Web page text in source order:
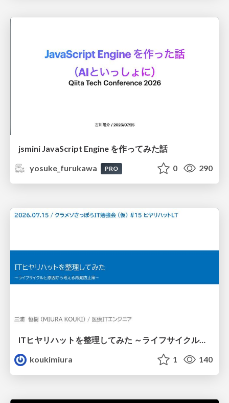
jsmini JavaScript Engine を作ってみた話
yosuke_furukawa
PRO 0 290
ITヒヤリハットを整理してみた ～ライフサイクルと原因から考える再発防止策～
koukimiura
1 140